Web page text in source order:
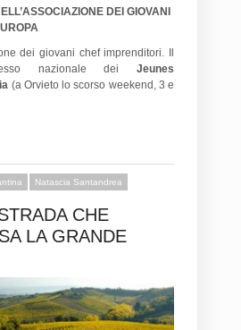
DEI GIOVANI
dei giovani chef imprenditori. Il
nazionale dei Jeunes
(a Orvieto lo scorso weekend, 3 e
Natascia Santandrea
CHE
LA GRANDE